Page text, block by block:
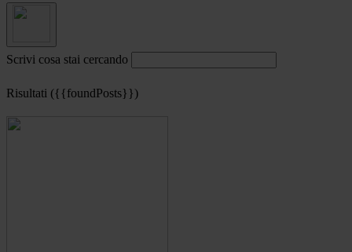
Scrivi cosa stai cercando
Risultati ({{foundPosts}})